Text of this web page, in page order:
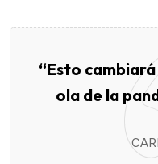
“Esto
ola de la